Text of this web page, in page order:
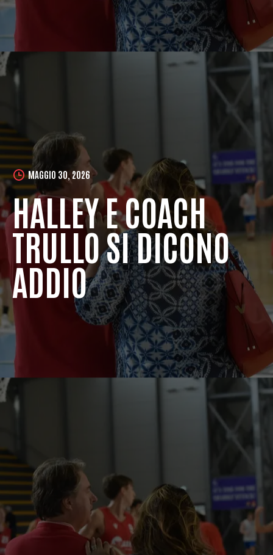
MAGGIO 30, 2026
HALLEY E COACH
TRULLO SI DICONO
ADDIO